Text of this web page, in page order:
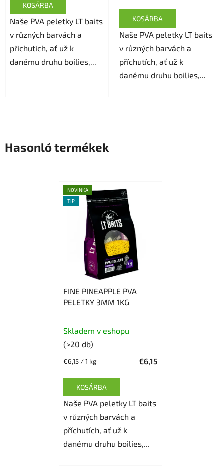
KOSÁRBA
Naše PVA peletky LT baits
v různých barvách a
příchutích, ať už k
danému druhu boilies,...
KOSÁRBA
Naše PVA peletky LT baits
v různých barvách a
příchutích, ať už k
danému druhu boilies,...
Hasonló termékek
NOVINKA
TIP
FINE PINEAPPLE PVA
PELETKY 3MM 1KG
Skladem v eshopu
(>20 db)
€6,15
Egységár:
€6,15 / 1 kg
KOSÁRBA
Naše PVA peletky LT baits
v různých barvách a
příchutích, ať už k
danému druhu boilies,...